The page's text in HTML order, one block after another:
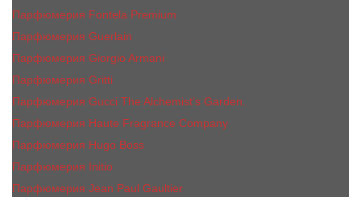
Парфюмерия Fontela Premium
Парфюмерия Guerlain
Парфюмерия Giorgio Armani
Парфюмерия Gritti
Парфюмерия Gucci The Alchemist’s Garden.
Парфюмерия Haute Fragrance Company
Парфюмерия Hugo Boss
Парфюмерия Initio
Парфюмерия Jean Paul Gaultier